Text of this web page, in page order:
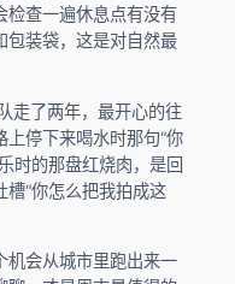
检查一遍休息点有没有
包装袋，这是对自然最
走了两年，最开心的往
停下来喝水时那句“你
时的那盘红烧肉，是回
“你怎么把我拍成这
机会从城市里跑出来一